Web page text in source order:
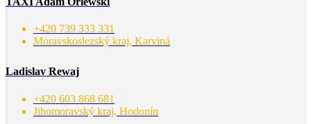
+420 739 333 331
Moravskoslezský kraj, Karviná
Ladislav Rewaj
+420 603 868 681
Jihomoravský kraj, Hodonín